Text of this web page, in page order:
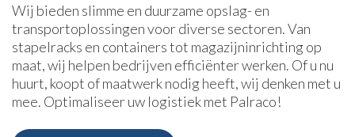
Wij bieden slimme en duurzame opslag- en
transportoplossingen voor diverse sectoren. Van
stapelracks en containers tot magazijninrichting op
maat, wij helpen bedrijven efficiënter werken. Of u nu
huurt, koopt of maatwerk nodig heeft, wij denken met u
mee. Optimaliseer uw logistiek met Palraco!